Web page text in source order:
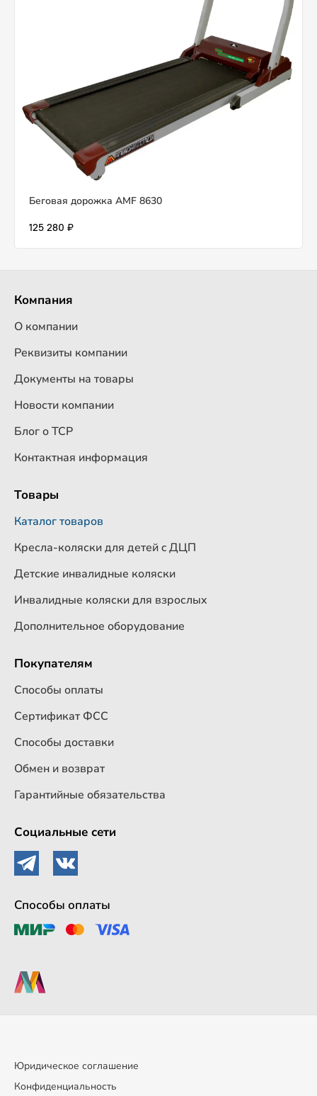
Беговая дорожка AMF 8630
125 280 ₽
Компания
О компании
Реквизиты компании
Документы на товары
Новости компании
Блог о ТСР
Контактная информация
Товары
Каталог товаров
Кресла-коляски для детей c ДЦП
Детские инвалидные коляски
Инвалидные коляски для взрослых
Дополнительное оборудование
Покупателям
Способы оплаты
Сертификат ФСС
Способы доставки
Обмен и возврат
Гарантийные обязательства
Социальные сети
Способы оплаты
Юридическое соглашение
Конфиденциальность